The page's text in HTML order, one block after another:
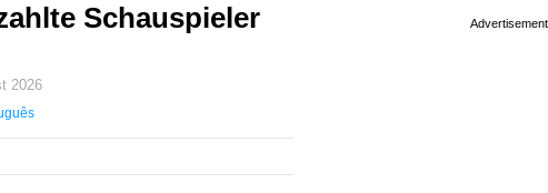
Schauspieler
2026